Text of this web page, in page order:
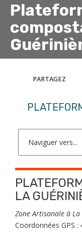
PARTAGEZ
LA
Zone Artisanale à
Coordonnées GPS :